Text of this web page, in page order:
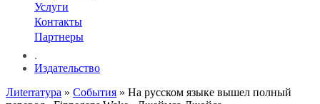
Услуги
Контакты
Партнеры
.
Издательство
Лиterraтура » События » На русском языке вышел полный